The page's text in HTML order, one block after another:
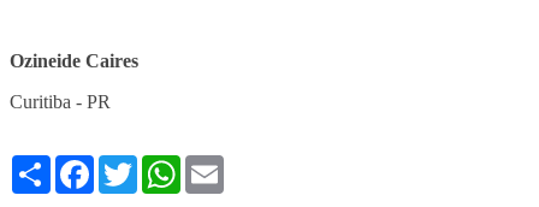
Ozineide Caires
Curitiba - PR
Compartilhe
Facebook
TwitterWhatsApp